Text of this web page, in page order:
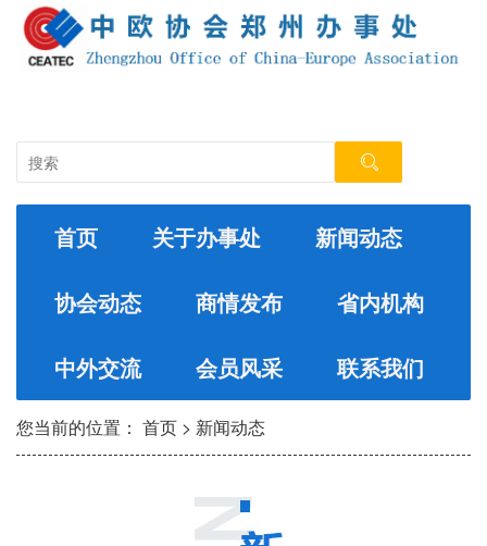
首页 关于办事处 新闻动态
协会动态 商情发布 省内机构
中外交流 会员风采 联系我们
您当前的位置： 首页 > 新闻动态